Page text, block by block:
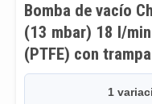
Bomba de vacío
(13 mbar) 18 l/
(PTFE) con
1